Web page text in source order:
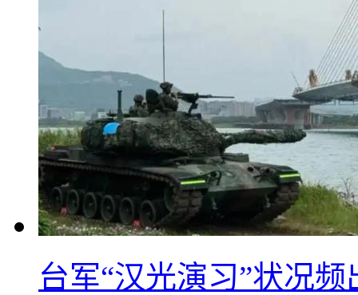
台军“汉光演习”状况